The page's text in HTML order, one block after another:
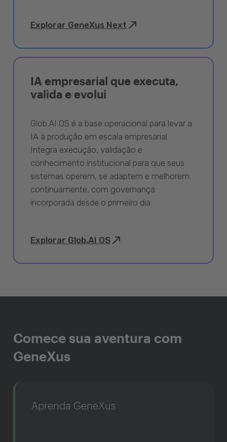
Explorar GeneXus Next
IA empresarial que executa,
valida e evolui
Glob.AI OS é a base operacional para levar a
IA à produção em escala empresarial.
Integra execução, validação e
conhecimento institucional para que seus
sistemas operem, se adaptem e melhorem
continuamente, com governança
incorporada desde o primeiro dia.
Explorar Glob.AI OS
Comece sua aventura com
GeneXus
Aprenda GeneXus